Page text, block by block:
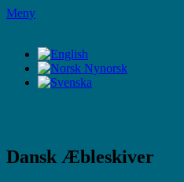
Hoppa
Meny
Dansk Æbleskiver